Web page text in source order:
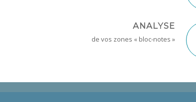
ANALYSE
de vos zones « bloc-notes »